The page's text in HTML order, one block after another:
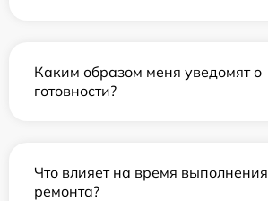
Каким образом меня уведомят о
готовности?
Что влияет на время выполнения
ремонта?